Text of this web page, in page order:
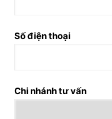
Số điện thoại
Chi nhánh tư vấn